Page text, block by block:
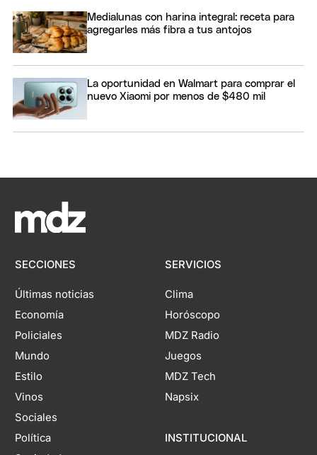
Medialunas con harina integral: receta para
agregarles más fibra a tus antojos
La oportunidad en Walmart para comprar el
nuevo Xiaomi por menos de $480 mil
SECCIONES
Últimas noticias
Economía
Policiales
Mundo
Estilo
Vinos
Sociales
Política
SERVICIOS
Clima
Horóscopo
MDZ Radio
Juegos
MDZ Tech
Napsix
INSTITUCIONAL